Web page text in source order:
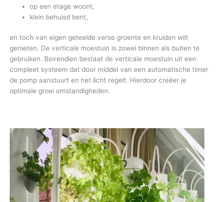
op een etage woont,
klein behuisd bent,
en toch van eigen geteelde verse groente en kruiden wilt
genieten. De verticale moestuin is zowel binnen als buiten te
gebruiken. Bovendien bestaat de verticale moestuin uit een
compleet systeem dat door middel van een automatische timer
de pomp aanstuurt en het licht regelt. Hierdoor creëer je
optimale groei omstandigheden.